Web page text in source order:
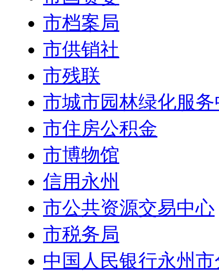
市档案局
市供销社
市残联
市城市园林绿化服
市住房公积金
市博物馆
信用永州
市公共资源交易中心
市税务局
中国人民银行永州